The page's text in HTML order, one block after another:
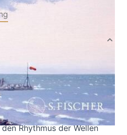
ob Atlantik oder
zog es Thomas Mann
schrieb er, »ist auf
in meinen Büchern
für verheißungsvolle
Rhythmus der Wellen